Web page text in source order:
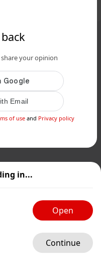
in...
Open
Continue
share your opinion
Email
of use and Privacy policy